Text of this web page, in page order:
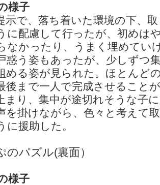
様子
示で、落ち着いた環境の下、
に配慮して行ったが、初めは
なかったり、うまく埋めてい
惑う姿もあったが、少しずつ
める姿が見られた。ほとんど
後まで一人で完成させること
まり、集中が途切れそうな子
を掛けながら、色々と考えて
に援助した。
のパズル(裏面）
様子